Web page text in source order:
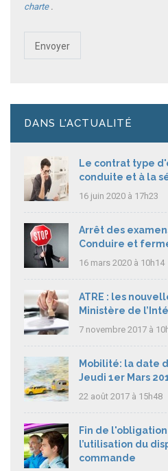
charte .
DANS L'ACTUALITÉ
Le contrat type
conduite et à la
16 juin 2020 à 17h23
Arrêt des
Conduire et
16 mars 2020 à 10h14
ATRE : les
Ministère de
7 novembre 2017 à
Mobilité: la date
Jeudi 1er Mars
22 août 2017 à 15h48
Fin de
l’utilisation du
commande